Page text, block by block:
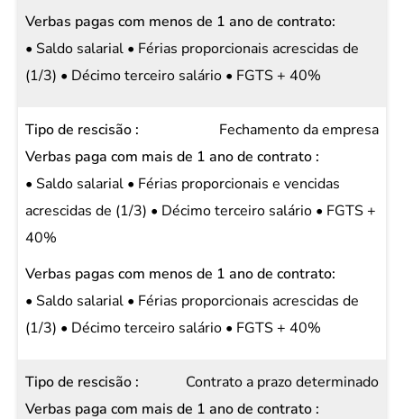
• Saldo salarial • Férias proporcionais acrescidas de
(1/3) • Décimo terceiro salário • FGTS + 40%
Fechamento da empresa
• Saldo salarial • Férias proporcionais e vencidas
acrescidas de (1/3) • Décimo terceiro salário • FGTS +
40%
• Saldo salarial • Férias proporcionais acrescidas de
(1/3) • Décimo terceiro salário • FGTS + 40%
Contrato a prazo determinado